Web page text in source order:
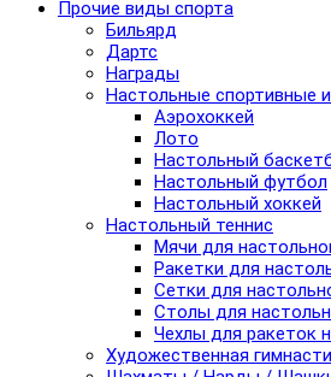
Прочие виды спорта
Бильярд
Дартс
Награды
Настольные спортивные
Аэрохоккей
Лото
Настольный
Настольный футбол
Настольный хоккей
Настольный теннис
Мячи для
Ракетки для
Сетки для
Столы для
Чехлы для ракеток
Художественная